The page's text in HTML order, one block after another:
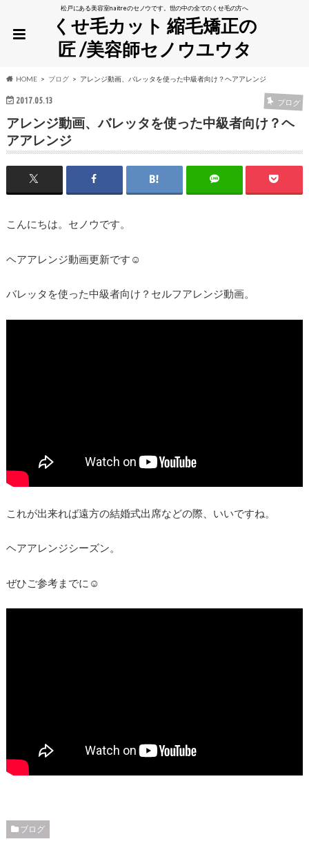
松戸にある美容室naitreのセノウです。世の中の全てのくせ毛の方へ
くせ毛カット 縮毛矯正の
匠 /美容師セノウユウタ
HOME ブログ アレンジ動画、バレッタを使った中級者向け？ヘアアレンジ
2017.05.13 ブログ
アレンジ動画、バレッタを使った中級者向け？ヘ
アアレンジ
こんにちは。セノウです。
ヘアアレンジ動画更新です☺︎
バレッタを使った中級者向け？セルフアレンジ動画。
これが出来れば遠方の結婚式出席などの際、いいですね。
ヘアアレンジシーズン。
ぜひご参考までに☺︎
ブログ